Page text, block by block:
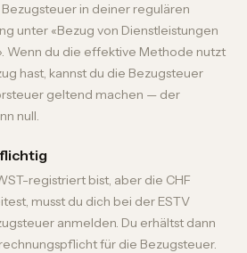
in deiner regulären
unter «Bezug von Dienstleistungen
Wenn du die effektive Methode nutzt
hast, kannst du die Bezugsteuer
geltend machen — der
null.
registriert bist, aber die CHF
musst du dich bei der ESTV
anmelden. Du erhältst dann
für die Bezugsteuer.